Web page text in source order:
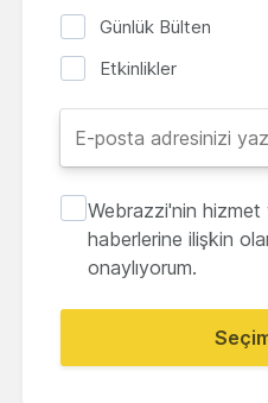
Günlük Bülten
Etkinlikler
Webrazzi'nin hizmet
haberlerine ilişkin
onaylıyorum.